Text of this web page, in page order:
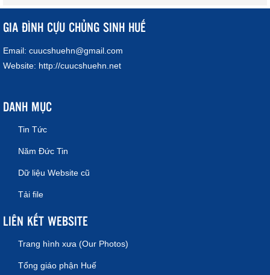
GIA ĐÌNH CỰU CHỦNG SINH HUẾ
Email: cuucshuehn@gmail.com
Website: http://cuucshuehn.net
DANH MỤC
Tin Tức
Năm Đức Tin
Dữ liệu Website cũ
Tải file
LIÊN KẾT WEBSITE
Trang hình xưa (Our Photos)
Tổng giáo phận Huế